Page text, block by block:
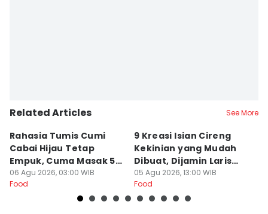
Related Articles See More
Rahasia Tumis Cumi
Cabai Hijau Tetap
Empuk, Cuma Masak 5
Menit!
06 Agu 2026, 03:00 WIB
Food
9 Kreasi Isian Cireng
Kekinian yang Mudah
Dibuat, Dijamin Laris
untuk Jualan
05 Agu 2026, 13:00 WIB
Food